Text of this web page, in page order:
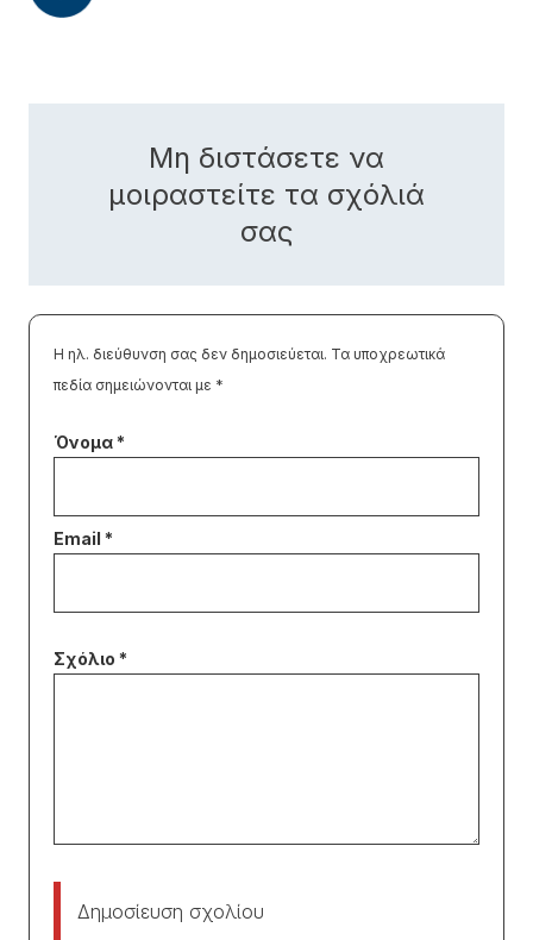
Μη διστάσετε να
μοιραστείτε τα σχόλιά
σας
Η ηλ. διεύθυνση σας δεν δημοσιεύεται. Τα υποχρεωτικά
πεδία σημειώνονται με *
Δημοσίευση σχολίου